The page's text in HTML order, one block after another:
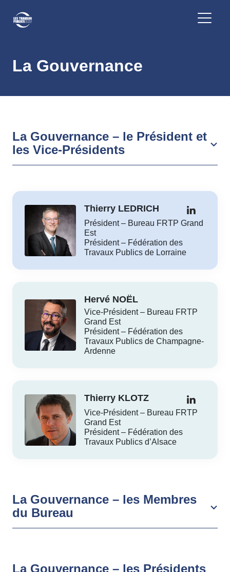
La Gouvernance
La Gouvernance – le Président et
les Vice-Présidents
Thierry LEDRICH
Président – Bureau FRTP Grand
Est
Président – Fédération des
Travaux Publics de Lorraine
Hervé NOËL
Vice-Président – Bureau FRTP
Grand Est
Président – Fédération des
Travaux Publics de Champagne-
Ardenne
Thierry KLOTZ
Vice-Président – Bureau FRTP
Grand Est
Président – Fédération des
Travaux Publics d’Alsace
La Gouvernance – les Membres
du Bureau
La Gouvernance – les Présidents